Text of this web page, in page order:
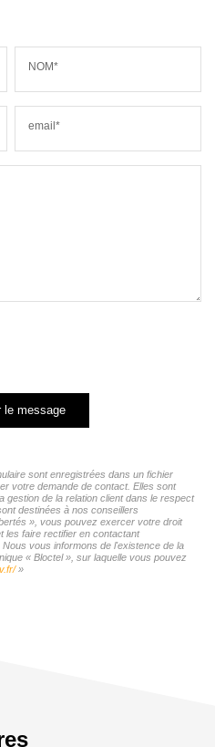
NOM*
email*
le message
sont enregistrées dans un fichier
votre demande de contact. Elles sont
de la relation client dans le respect
destinées à nos conseillers
», vous pouvez exercer votre droit
les faire rectifier en contactant
vous informons de l'existence de la
« Bloctel », sur laquelle vous pouvez
»